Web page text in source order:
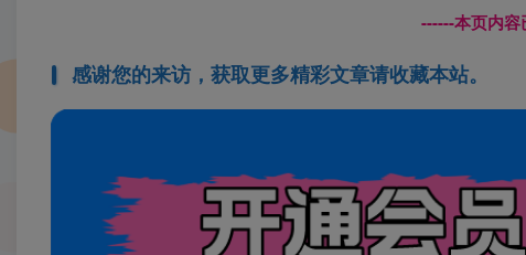
------本页内
感谢您的来访，获取更多精彩文章请收藏本站。